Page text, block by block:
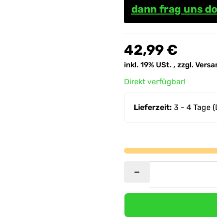
dann frag uns
42,99 €
inkl. 19% USt. , zzgl.
Direkt verfügbar!
Lieferzeit:3 - 4 Tage